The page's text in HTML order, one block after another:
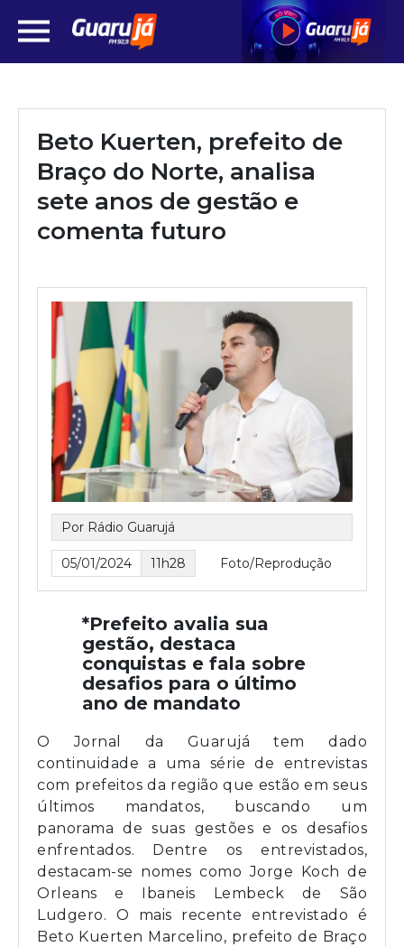
Beto Kuerten, prefeito de
Braço do Norte, analisa
sete anos de gestão e
comenta futuro
Por Rádio Guarujá
05/01/2024 11h28 Foto/Reprodução
*Prefeito avalia sua
gestão, destaca
conquistas e fala sobre
desafios para o último
ano de mandato
O Jornal da Guarujá tem dado
continuidade a uma série de entrevistas
com prefeitos da região que estão em seus
últimos mandatos, buscando um
panorama de suas gestões e os desafios
enfrentados. Dentre os entrevistados,
destacam-se nomes como Jorge Koch de
Orleans e Ibaneis Lembeck de São
Ludgero. O mais recente entrevistado é
Beto Kuerten Marcelino, prefeito de Braço